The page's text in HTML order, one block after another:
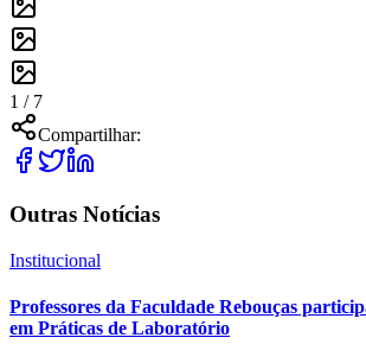
1 / 7
Compartilhar:
Outras Notícias
Institucional
Professores da Faculdade Rebouças
em Práticas de Laboratório